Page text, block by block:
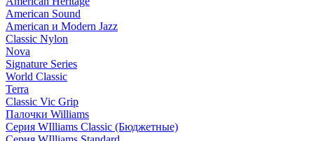
American Sound
American и Modern Jazz
Classic Nylon
Nova
Signature Series
World Classic
Terra
Classic Vic Grip
Палочки Williams
Серия WIlliams Classic (Бюджетные)